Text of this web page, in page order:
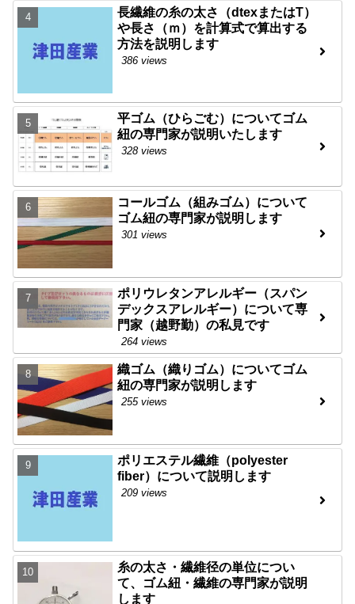
長繊維の糸の太さ（dtexまたはT）
や長さ（ｍ）を計算式で算出する
方法を説明します
386 views
平ゴム（ひらごむ）についてゴム
紐の専門家が説明いたします
328 views
コールゴム（組みゴム）について
ゴム紐の専門家が説明します
301 views
ポリウレタンアレルギー（スパン
デックスアレルギー）について専
門家（越野勤）の私見です
264 views
織ゴム（織りゴム）についてゴム
紐の専門家が説明します
255 views
ポリエステル繊維（polyester
fiber）について説明します
209 views
糸の太さ・繊維径の単位につい
て、ゴム紐・繊維の専門家が説明
します